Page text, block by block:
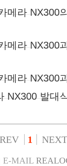
메라 NX300
메라 NX300
메라 NX300
NX300 발대
1 NEXT
MAIL